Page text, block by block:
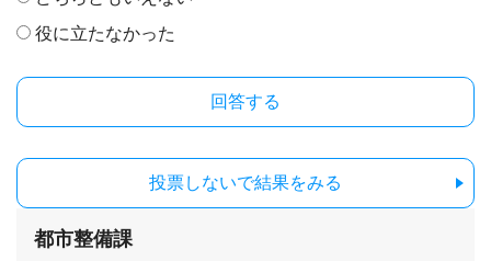
役に立たなかった
投票しないで結果をみる
都市整備課